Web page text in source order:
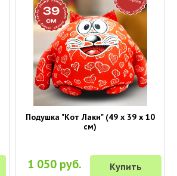
Подушка "Кот Лаки" (49 х 39 х 10
см)
1 050 руб. Купить